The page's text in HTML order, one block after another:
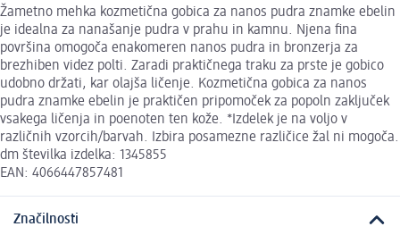
Žametno mehka kozmetična gobica za nanos pudra znamke ebelin
je idealna za nanašanje pudra v prahu in kamnu. Njena fina
površina omogoča enakomeren nanos pudra in bronzerja za
brezhiben videz polti. Zaradi praktičnega traku za prste je gobico
udobno držati, kar olajša ličenje. Kozmetična gobica za nanos
pudra znamke ebelin je praktičen pripomoček za popoln zaključek
vsakega ličenja in poenoten ten kože. *Izdelek je na voljo v
različnih vzorcih/barvah. Izbira posamezne različice žal ni mogoča.
dm številka izdelka: 1345855
EAN: 4066447857481
Značilnosti